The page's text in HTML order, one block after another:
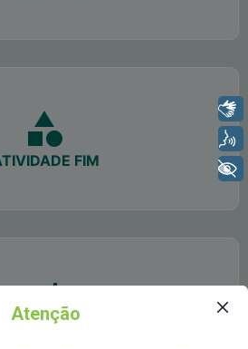
FIM
+ Acessibilidade
Atenção